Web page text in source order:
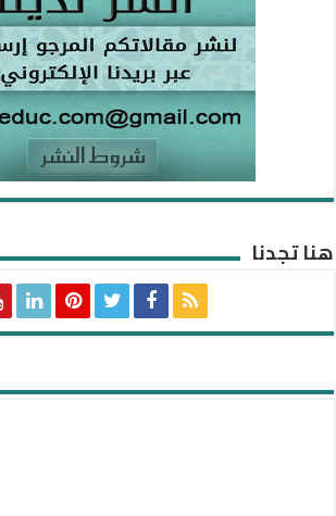
هنا تجدنا